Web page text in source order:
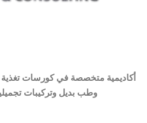
أكاديمية متخصصة في كورسات تغذية
وطب بديل وتركيبات